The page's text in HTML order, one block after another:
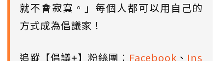
就不會寂寞。」每個人都可以用自己的
方式成為倡議家！
追蹤【倡議+】粉絲團： Facebook 、 Ins